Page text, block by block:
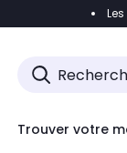
Accéder
Trouver votre